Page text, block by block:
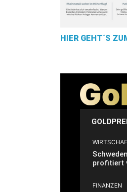
HIER GEHT´S
profitiert
FINANZEN